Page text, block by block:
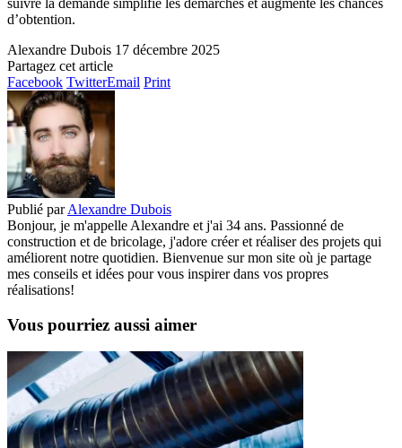
d’obtention.
Alexandre Dubois 17 décembre 2025
Partagez cet article
Facebook TwitterEmail Print
Publié par Alexandre Dubois
Bonjour, je m'appelle Alexandre et j'ai 34 ans. Passionné de
construction et de bricolage, j'adore créer et réaliser des projets qui
améliorent notre quotidien. Bienvenue sur mon site où je partage
mes conseils et idées pour vous inspirer dans vos propres
réalisations!
Vous pourriez aussi aimer